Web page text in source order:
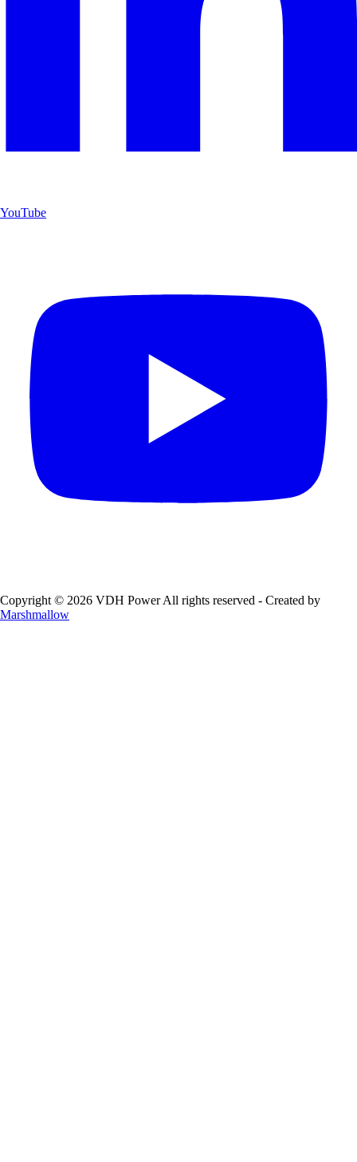
YouTube
Copyright © 2026 VDH Power All rights reserved - Created by
Marshmallow